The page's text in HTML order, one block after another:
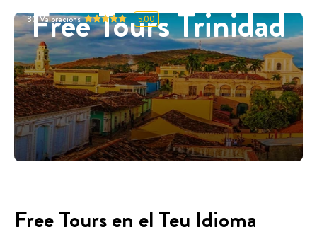
Free Tours Trinidad
30 Valoracions 5.00
Free Tours en el Teu Idioma